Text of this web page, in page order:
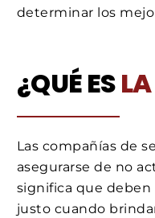
determinar los
¿QUÉ ES
Las compañías de
asegurarse de no
significa que
justo cuando